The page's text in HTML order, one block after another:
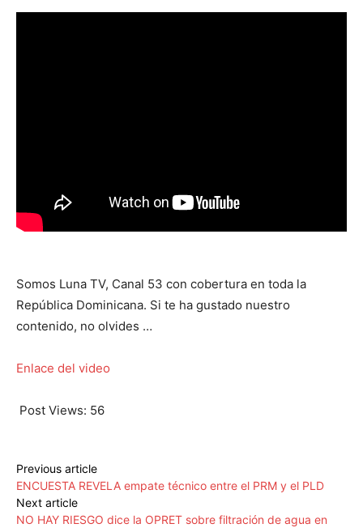
Somos Luna TV, Canal 53 con cobertura en toda la
República Dominicana. Si te ha gustado nuestro
contenido, no olvides …
Enlace del video
Post Views: 56
Previous article
ENCUESTA REVELA empate técnico entre el PRM y el PLD
Next article
NO HAY RIESGO dice la OPRET sobre filtración de agua en